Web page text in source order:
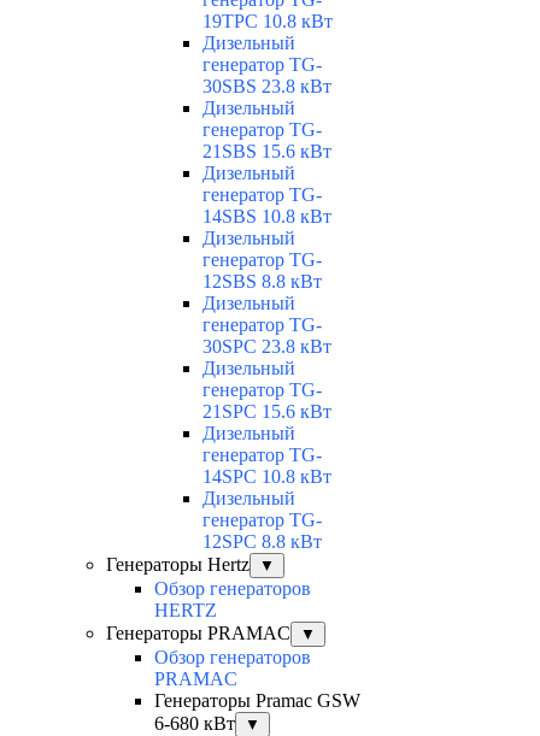
19TPC 10.8 кВт
Дизельный
генератор TG-
30SBS 23.8 кВт
Дизельный
генератор TG-
21SBS 15.6 кВт
Дизельный
генератор TG-
14SBS 10.8 кВт
Дизельный
генератор TG-
12SBS 8.8 кВт
Дизельный
генератор TG-
30SPC 23.8 кВт
Дизельный
генератор TG-
21SPC 15.6 кВт
Дизельный
генератор TG-
14SPC 10.8 кВт
Дизельный
генератор TG-
12SPC 8.8 кВт
Генераторы Hertz
▼
Обзор генераторов
HERTZ
Генераторы PRAMAC
▼
Обзор генераторов
PRAMAC
Генераторы Pramac GSW
6-680 кВт
▼